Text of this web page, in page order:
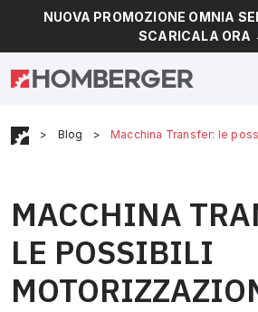
NUOVA PROMOZIONE OMNIA
SCARICALA ORA
> Blog > Macchina Transfer: le
MACCHINA
LE POSSIBILI